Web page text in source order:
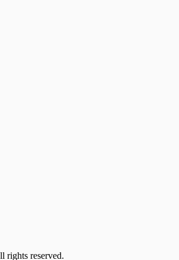
rights reserved.